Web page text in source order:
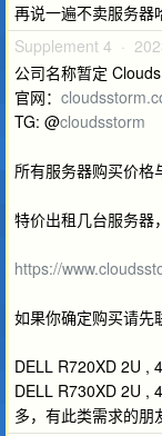
再说一遍不卖服务器
Supplement 4 ·
公司名称暂定
官网：
TG: @cloudsstorm
所有服务器购买价格
特价出租几台服务器
https://
如果你确定购买请先
DELL R720XD 2U ,
DELL R730XD 2U ,
多，有此类需求的朋